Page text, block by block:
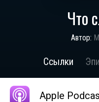
Что
Автор:
Ссылки
Apple